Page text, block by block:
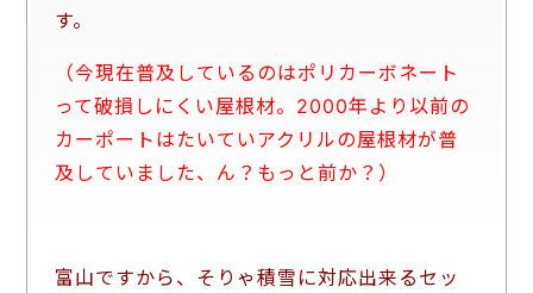
す。
（今現在普及しているのはポリカーボネート
って破損しにくい屋根材。2000年より以前の
カーポートはたいていアクリルの屋根材が普
及していました、ん？もっと前か？）
富山ですから、そりゃ積雪に対応出来るセッ